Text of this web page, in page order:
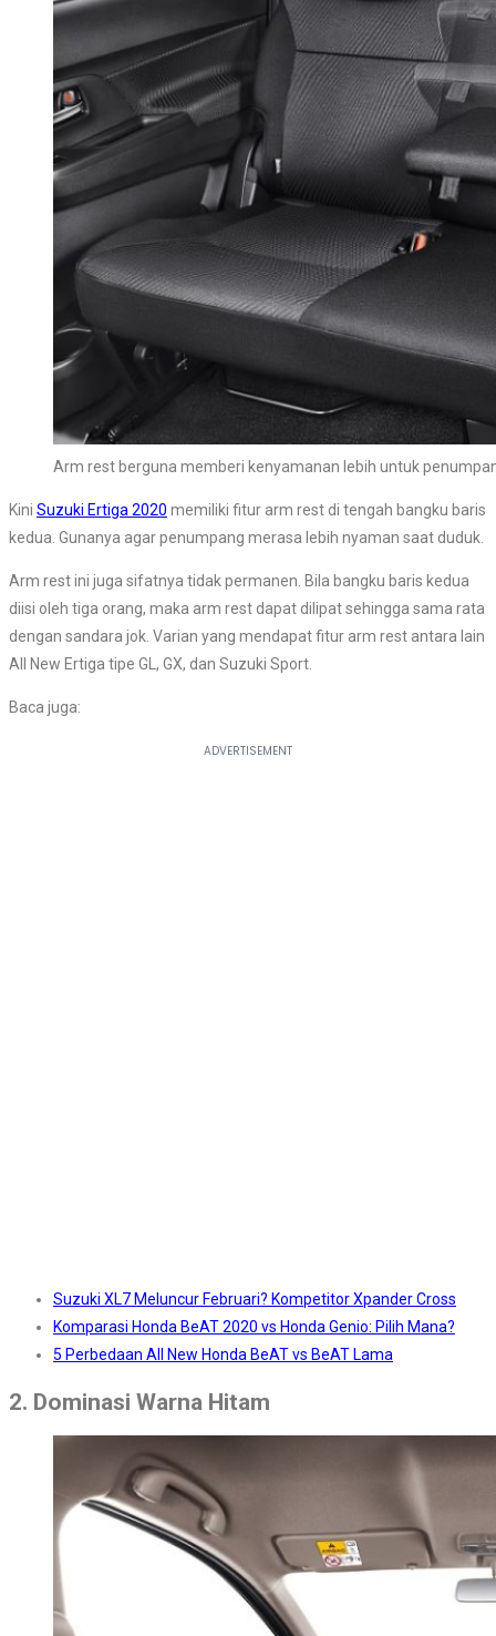
Arm rest berguna memberi kenyamanan lebih untuk
Kini Suzuki Ertiga 2020 memiliki fitur arm rest di tengah bangku baris
kedua. Gunanya agar penumpang merasa lebih nyaman saat duduk.
Arm rest ini juga sifatnya tidak permanen. Bila bangku baris kedua
diisi oleh tiga orang, maka arm rest dapat dilipat sehingga sama rata
dengan sandara jok. Varian yang mendapat fitur arm rest antara lain
All New Ertiga tipe GL, GX, dan Suzuki Sport.
Baca juga:
Suzuki XL7 Meluncur Februari? Kompetitor Xpander Cross
Komparasi Honda BeAT 2020 vs Honda Genio: Pilih Mana?
5 Perbedaan All New Honda BeAT vs BeAT Lama
2. Dominasi Warna Hitam